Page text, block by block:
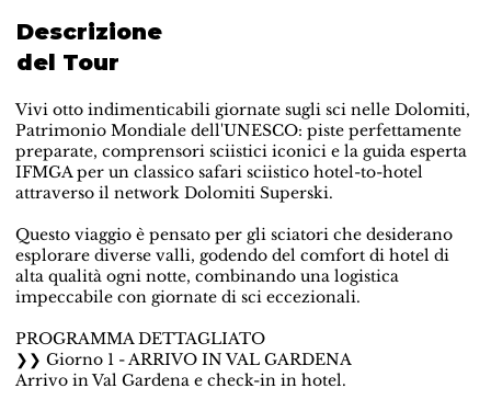
Descrizione
del Tour
Vivi otto indimenticabili giornate sugli sci nelle Dolomiti,
Patrimonio Mondiale dell'UNESCO: piste perfettamente
preparate, comprensori sciistici iconici e la guida esperta
IFMGA per un classico safari sciistico hotel-to-hotel
attraverso il network Dolomiti Superski.
Questo viaggio è pensato per gli sciatori che desiderano
esplorare diverse valli, godendo del comfort di hotel di
alta qualità ogni notte, combinando una logistica
impeccabile con giornate di sci eccezionali.
PROGRAMMA DETTAGLIATO
❯❯ Giorno 1 - ARRIVO IN VAL GARDENA
Arrivo in Val Gardena e check-in in hotel.